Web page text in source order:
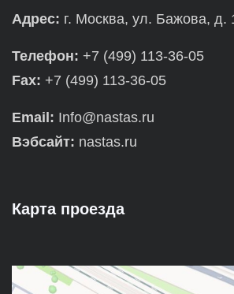
Адрес: г. Москва, ул. Бажова, д.
Телефон: +7 (499) 113-36-05
Fax: +7 (499) 113-36-05
Email: Info@nastas.ru
Вэбсайт: nastas.ru
Карта проезда